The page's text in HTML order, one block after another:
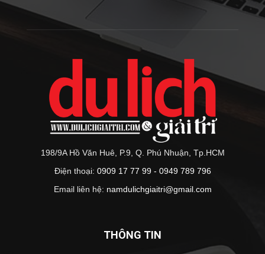
198/9A Hồ Văn Huê, P.9, Q. Phú Nhuận, Tp.HCM
Điện thoại: 0909 17 77 99 - 0949 789 796
Email liên hệ: namdulichgiaitri@gmail.com
THÔNG TIN